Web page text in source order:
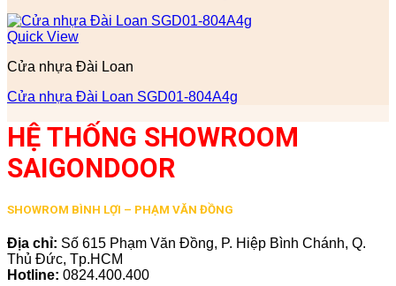
Quick View
Cửa nhựa Đài Loan
Cửa nhựa Đài Loan SGD01-804A4g
HỆ THỐNG SHOWROOM
SAIGONDOOR
SHOWROM BÌNH LỢI – PHẠM VĂN ĐỒNG
Địa chỉ: Số 615 Phạm Văn Đồng, P. Hiệp Bình Chánh, Q.
Thủ Đức, Tp.HCM
Hotline: 0824.400.400